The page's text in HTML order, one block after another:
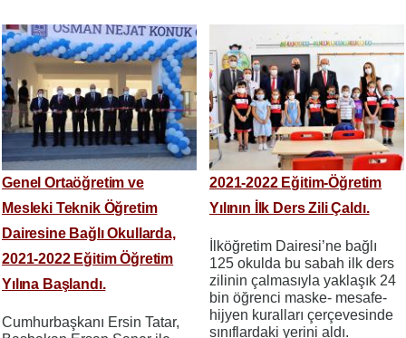
Genel Ortaöğretim ve
Mesleki Teknik Öğretim
Dairesine Bağlı Okullarda,
2021-2022 Eğitim Öğretim
Yılına Başlandı.
Cumhurbaşkanı Ersin Tatar,
2021-2022 Eğitim-Öğretim
Yılının İlk Ders Zili Çaldı.
İlköğretim Dairesi’ne bağlı
125 okulda bu sabah ilk ders
zilinin çalmasıyla yaklaşık 24
bin öğrenci maske- mesafe-
hijyen kuralları çerçevesinde
sınıflardaki yerini aldı.